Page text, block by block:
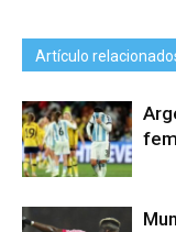
Artículo